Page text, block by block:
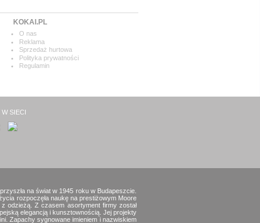
KOKAI.PL
O nas
Reklama
Sprzedaż hurtowa
Polityka prywatności
Regulamin
W SIECI
na świat w 1945 roku w Budapeszcie.
rozpoczęła naukę na prestiżowym Moore
odzieżą. Z czasem asortyment firmy został
elegancją i kunsztownością. Jej projekty
Zapachy sygnowane imieniem i nazwiskiem